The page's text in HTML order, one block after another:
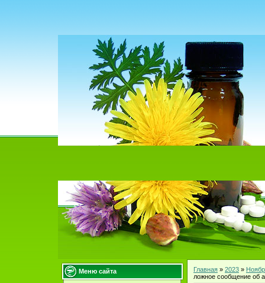
Меню сайта Главная » 2023 »
ложное сообщение об